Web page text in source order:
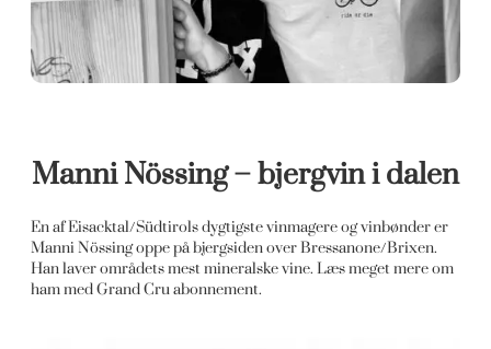
Manni Nössing – bjergvin i dalen
En af Eisacktal/Südtirols dygtigste vinmagere og vinbønder er
Manni Nössing oppe på bjergsiden over Bressanone/Brixen.
Han laver områdets mest mineralske vine. Læs meget mere om
ham med Grand Cru abonnement.